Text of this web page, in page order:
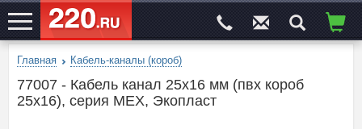
ЭЛЕКТРОСАЙТ№1
Главная Кабель-каналы (короб)
77007 - Кабель канал 25х16 мм (пвх короб
25х16), серия MEX, Экопласт